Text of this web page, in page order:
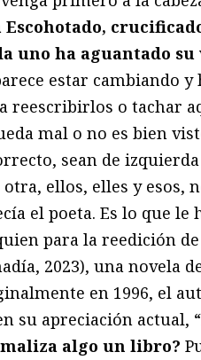
Escohotado,
uno ha aguantado su
estar cambiando
reescribirlos o tachar
mal o no es bien
sean de
ellos, elles y esos,
el poeta. Es lo que
para la reedición
2023), una novela
en 1996, el
su apreciación
algo un libro?